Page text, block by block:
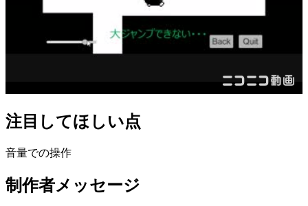
注目してほしい点
音量での操作
制作者メッセージ